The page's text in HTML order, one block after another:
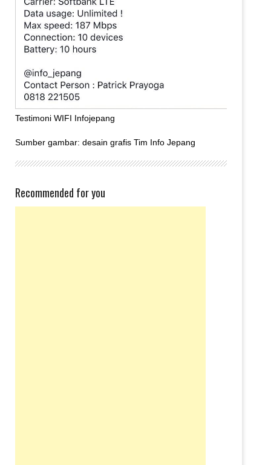
Testimoni WIFI Infojepang
Sumber gambar: desain grafis Tim Info Jepang
Recommended for you